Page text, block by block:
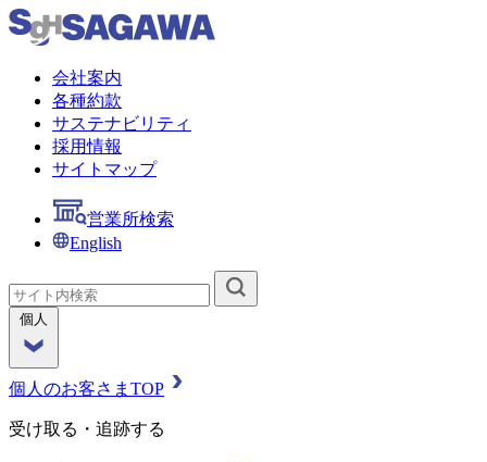
会社案内
各種約款
サステナビリティ
採用情報
サイトマップ
営業所検索
English
個人
個人のお客さまTOP
受け取る・追跡する